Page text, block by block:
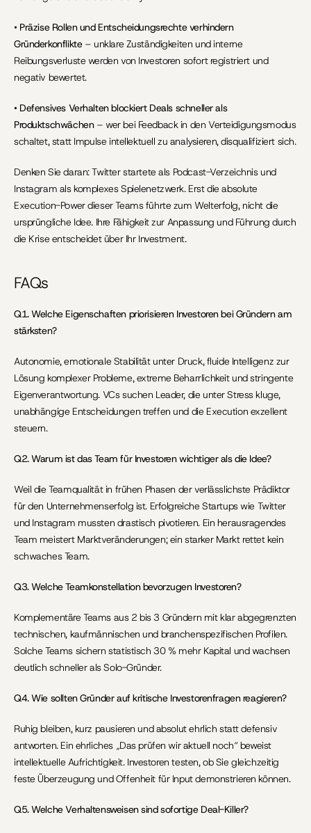
• Präzise Rollen und Entscheidungsrechte verhindern
Gründerkonflikte – unklare Zuständigkeiten und interne
Reibungsverluste werden von Investoren sofort registriert und
negativ bewertet.
• Defensives Verhalten blockiert Deals schneller als
Produktschwächen – wer bei Feedback in den Verteidigungsmodus
schaltet, statt Impulse intellektuell zu analysieren, disqualifiziert sich.
Denken Sie daran: Twitter startete als Podcast-Verzeichnis und
Instagram als komplexes Spielenetzwerk. Erst die absolute
Execution-Power dieser Teams führte zum Welterfolg, nicht die
ursprüngliche Idee. Ihre Fähigkeit zur Anpassung und Führung durch
die Krise entscheidet über Ihr Investment.
FAQs
Q1. Welche Eigenschaften priorisieren Investoren bei Gründern am
stärksten?
Autonomie, emotionale Stabilität unter Druck, fluide Intelligenz zur
Lösung komplexer Probleme, extreme Beharrlichkeit und stringente
Eigenverantwortung. VCs suchen Leader, die unter Stress kluge,
unabhängige Entscheidungen treffen und die Execution exzellent
steuern.
Q2. Warum ist das Team für Investoren wichtiger als die Idee?
Weil die Teamqualität in frühen Phasen der verlässlichste Prädiktor
für den Unternehmenserfolg ist. Erfolgreiche Startups wie Twitter
und Instagram mussten drastisch pivotieren. Ein herausragendes
Team meistert Marktveränderungen; ein starker Markt rettet kein
schwaches Team.
Q3. Welche Teamkonstellation bevorzugen Investoren?
Komplementäre Teams aus 2 bis 3 Gründern mit klar abgegrenzten
technischen, kaufmännischen und branchenspezifischen Profilen.
Solche Teams sichern statistisch 30 % mehr Kapital und wachsen
deutlich schneller als Solo-Gründer.
Q4. Wie sollten Gründer auf kritische Investorenfragen reagieren?
Ruhig bleiben, kurz pausieren und absolut ehrlich statt defensiv
antworten. Ein ehrliches „Das prüfen wir aktuell noch“ beweist
intellektuelle Aufrichtigkeit. Investoren testen, ob Sie gleichzeitig
feste Überzeugung und Offenheit für Input demonstrieren können.
Q5. Welche Verhaltensweisen sind sofortige Deal-Killer?